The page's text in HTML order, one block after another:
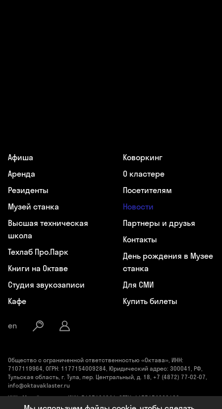
Афиша
Аренда
Резиденты
Музей станка
Высшая техническая
школа
Техлаб Про.Парк
Книги на Октаве
Студия звукозаписи
Кафе
Коворкинг
О кластере
Посетителям
Новости
Партнеры и друзья
Контакты
День рождения в Музее
станка
Для СМИ
Купить билеты
en
Общество с ограниченной ответственностью «Октава», ИНН:
7107119964, ОГРН: 1177154009284, Юридический адрес: 300041, РФ,
Тульская область, г. Тула, пер. Центральный, д. 18, +7 (4872) 77-02-07,
info@oktavaklaster.ru
ЧУК «Музей станка», ИНН: 7107124241, ОГРН: 1177154030162,
Юридический адрес: 300041, Тульская область, г. Тула, пер.